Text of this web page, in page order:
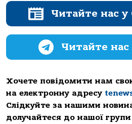
Читайте нас у
Читайте нас
Хочете повідомити нам
на електронну адресу
Слідкуйте за нашими
долучайтеся до нашої групи